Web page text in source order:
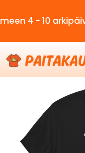
10 arkipäivää